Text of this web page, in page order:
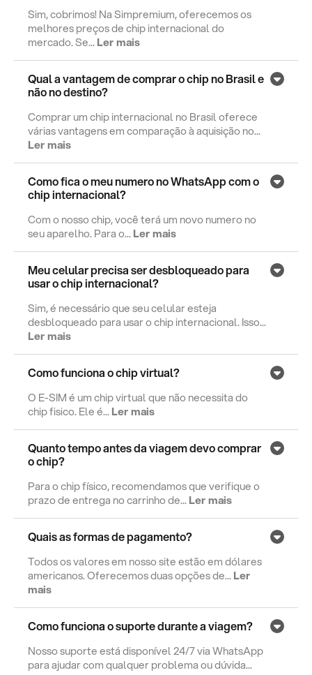
Sim, cobrimos! Na Simpremium, oferecemos os
melhores preços de chip internacional do
mercado. Se...Ler mais
Qual a vantagem de comprar o chip no Brasil e
não no destino?
Comprar um chip internacional no Brasil oferece
várias vantagens em comparação à aquisição no...
Ler mais
Como fica o meu numero no WhatsApp com o
chip internacional?
Com o nosso chip, você terá um novo numero no
seu aparelho. Para o...Ler mais
Meu celular precisa ser desbloqueado para
usar o chip internacional?
Sim, é necessário que seu celular esteja
desbloqueado para usar o chip internacional. Isso...
Ler mais
Como funciona o chip virtual?
O E-SIM é um chip virtual que não necessita do
chip fisico. Ele é...Ler mais
Quanto tempo antes da viagem devo comprar
o chip?
Para o chip físico, recomendamos que verifique o
prazo de entrega no carrinho de...Ler mais
Quais as formas de pagamento?
Todos os valores em nosso site estão em dólares
americanos. Oferecemos duas opções de...Ler
mais
Como funciona o suporte durante a viagem?
Nosso suporte está disponível 24/7 via WhatsApp
para ajudar com qualquer problema ou dúvida...